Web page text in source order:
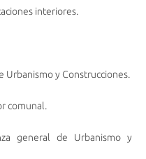
interiores.
Urbanismo y Construcciones.
comunal.
general de Urbanismo y